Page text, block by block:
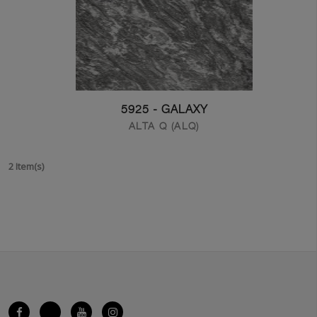
5925 - GALAXY
ALTA Q (ALQ)
2 Item(s)